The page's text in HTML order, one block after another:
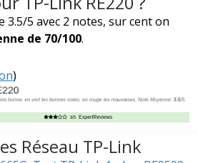
3.5/5 avec 2 notes, sur cent on
de 70/100.
)
Réseau TP-Link